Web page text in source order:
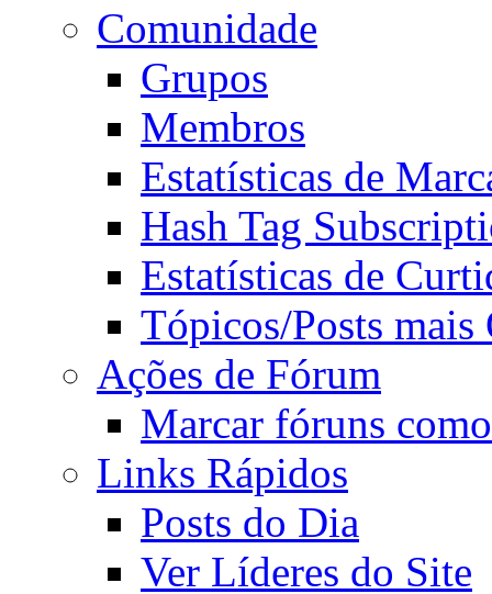
Comunidade
Grupos
Membros
Estatísticas de
Hash Tag
Estatísticas de
Tópicos/Posts mais
Ações de Fórum
Marcar fóruns
Links Rápidos
Posts do Dia
Ver Líderes do Site